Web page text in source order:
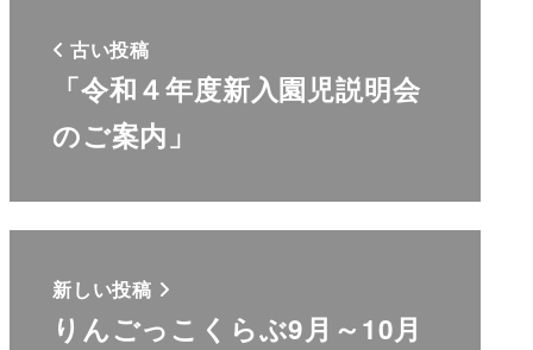
古い投稿
「令和４年度新入園児説明会
のご案内」
新しい投稿
りんごっこくらぶ9月～10月